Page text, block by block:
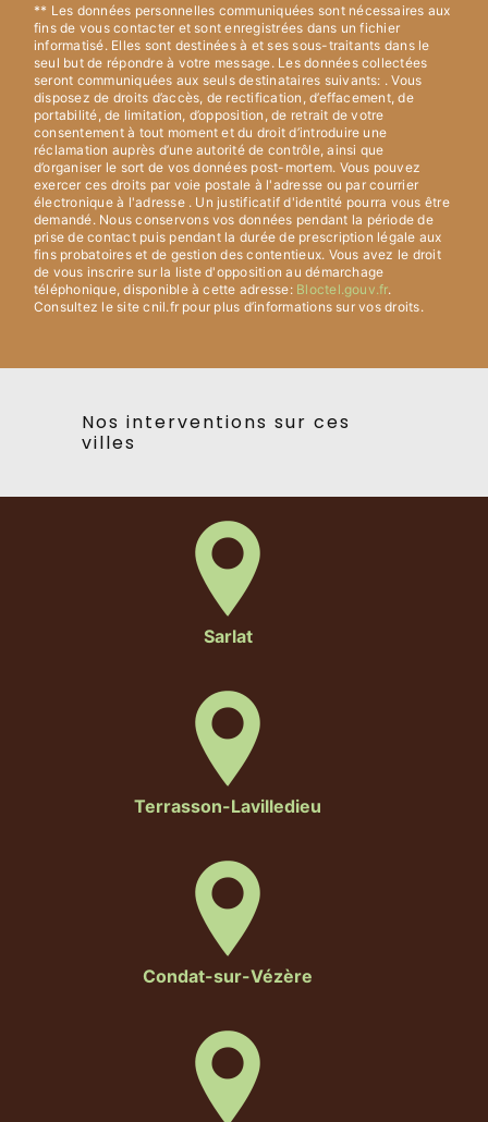
** Les données personnelles communiquées sont nécessaires aux
fins de vous contacter et sont enregistrées dans un fichier
informatisé. Elles sont destinées à et ses sous-traitants dans le
seul but de répondre à votre message. Les données collectées
seront communiquées aux seuls destinataires suivants: . Vous
disposez de droits d’accès, de rectification, d’effacement, de
portabilité, de limitation, d’opposition, de retrait de votre
consentement à tout moment et du droit d’introduire une
réclamation auprès d’une autorité de contrôle, ainsi que
d’organiser le sort de vos données post-mortem. Vous pouvez
exercer ces droits par voie postale à l'adresse ou par courrier
électronique à l'adresse . Un justificatif d'identité pourra vous être
demandé. Nous conservons vos données pendant la période de
prise de contact puis pendant la durée de prescription légale aux
fins probatoires et de gestion des contentieux. Vous avez le droit
de vous inscrire sur la liste d'opposition au démarchage
téléphonique, disponible à cette adresse: Bloctel.gouv.fr.
Consultez le site cnil.fr pour plus d’informations sur vos droits.
Nos interventions sur ces
villes
Sarlat
Terrasson-Lavilledieu
Condat-sur-Vézère